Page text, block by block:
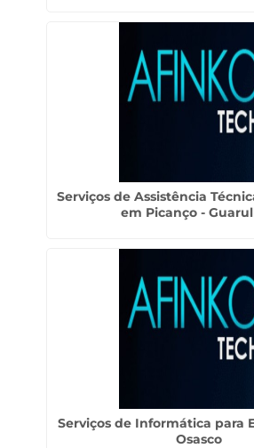
Serviços de Assistência
em Picanço -
Serviços de Informática para
Osasco